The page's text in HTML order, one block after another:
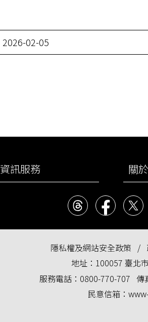
2026-02-05
資訊服務 關
Threads X
隱私權及網站安全政策
地址： 100057 臺北
服務電話： 0800-770-707 傳
民意信箱：